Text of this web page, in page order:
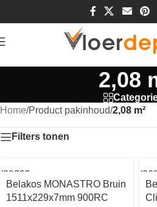
2,08
Home/Product pakinhoud/2,08 m²
Filters tonen
Belakos MONASTRO Bruin
1511x229x7mm 900RC
aan